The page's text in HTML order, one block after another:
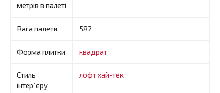
метрів в палеті
Вага палети 582
Форма плитки квадрат
Стиль
інтер`єру
лофтхай-тек